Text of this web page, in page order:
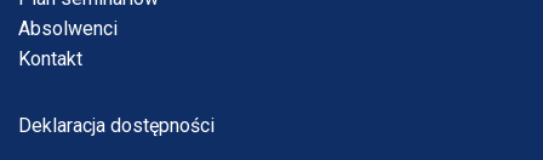
Absolwenci
Kontakt
Deklaracja dostępności